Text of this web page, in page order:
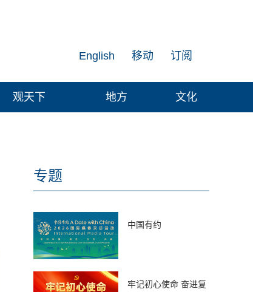
订阅
移动
English
观天下 地方 文化
专题
中国有约
牢记初心使命 奋进复